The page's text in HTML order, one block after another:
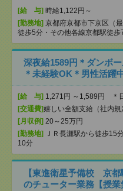
[給 与] 時給1,122円～
[勤務地] 京都府京都市下京区（
徒歩5分・その他各線京都駅徒歩7
深夜給1589円＊ダンボ
＊未経験OK＊男性活躍
[給 与] 1,271円 ～1,589円 ＊
[交通費]嬉しい全額支給（社内規
[月収例] 20～25万円
[勤務地]
ＪＲ長瀬駅から徒歩15
10分
【東進衛星予備校 京
のチューター業務【授